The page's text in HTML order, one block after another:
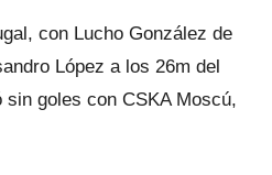
con Lucho González de
López a los 26m del
sin goles con CSKA Moscú,